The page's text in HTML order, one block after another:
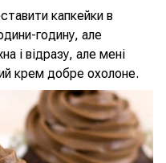
капкейки в
годину, але
і відразу, але мені
крем добре охолоне.